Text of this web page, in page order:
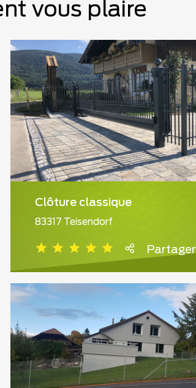
vous plaire
Clôture classique
83317 Teisendorf
Partager